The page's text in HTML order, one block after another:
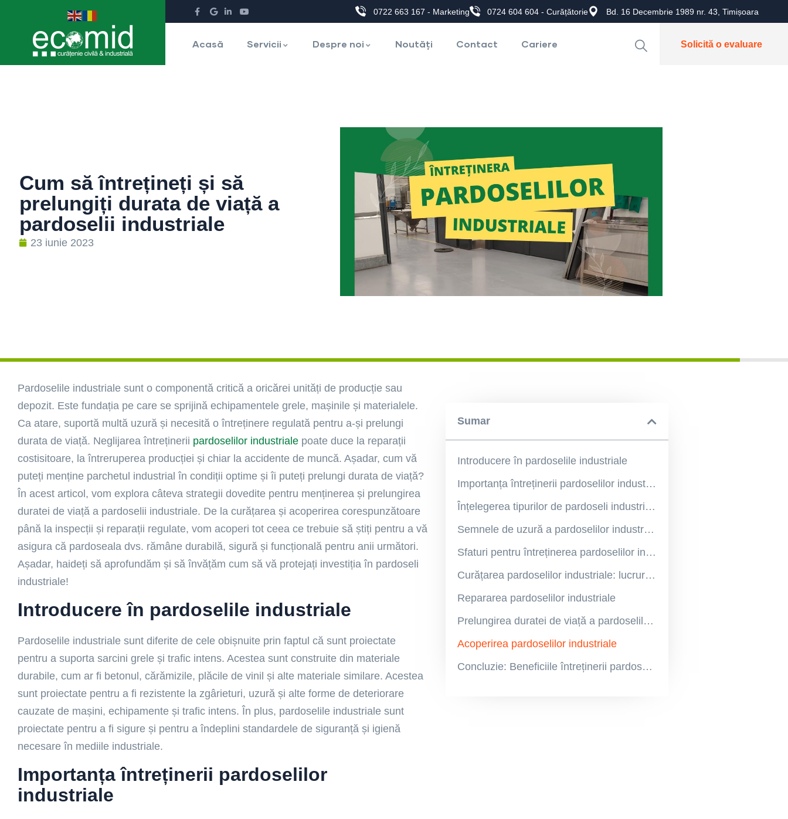
0722 663 167 - Marketing 0724 604 604 - Curățătorie Bd. 16 Decembrie 1989 nr. 43, Timișoara
Acasă Servicii Despre noi Noutăți Contact Cariere Solicită o evaluare
Cum să întrețineți și să
prelungiți durata de viață a
pardoselii industriale
23 iunie 2023
Pardoselile industriale sunt o componentă critică a oricărei unități de producție sau
depozit. Este fundația pe care se sprijină echipamentele grele, mașinile și materialele.
Ca atare, suportă multă uzură și necesită o întreținere regulată pentru a-și prelungi
durata de viață. Neglijarea întreținerii pardoselilor industriale poate duce la reparații
costisitoare, la întreruperea producției și chiar la accidente de muncă. Așadar, cum vă
puteți menține parchetul industrial în condiții optime și îi puteți prelungi durata de viață?
În acest articol, vom explora câteva strategii dovedite pentru menținerea și prelungirea
duratei de viață a pardoselii industriale. De la curățarea și acoperirea corespunzătoare
până la inspecții și reparații regulate, vom acoperi tot ceea ce trebuie să știți pentru a vă
asigura că pardoseala dvs. rămâne durabilă, sigură și funcțională pentru anii următori.
Așadar, haideți să aprofundăm și să învățăm cum să vă protejați investiția în pardoseli
industriale!
Introducere în pardoselile industriale
Pardoselile industriale sunt diferite de cele obișnuite prin faptul că sunt proiectate
pentru a suporta sarcini grele și trafic intens. Acestea sunt construite din materiale
durabile, cum ar fi betonul, cărămizile, plăcile de vinil și alte materiale similare. Acestea
sunt proiectate pentru a fi rezistente la zgârieturi, uzură și alte forme de deteriorare
cauzate de mașini, echipamente și trafic intens. În plus, pardoselile industriale sunt
proiectate pentru a fi sigure și pentru a îndeplini standardele de siguranță și igienă
necesare în mediile industriale.
Importanța întreținerii pardoselilor
industriale
Sumar
Introducere în pardoselile industriale
Importanța întreținerii pardoselilor industriale
Înțelegerea tipurilor de pardoseli industriale
Semnele de uzură a pardoselilor industriale
Sfaturi pentru întreținerea pardoselilor industriale
Curățarea pardoselilor industriale: lucruri de făcut și de evitat
Repararea pardoselilor industriale
Prelungirea duratei de viață a pardoselilor industriale
Acoperirea pardoselilor industriale
Concluzie: Beneficiile întreținerii pardoselilor industriale